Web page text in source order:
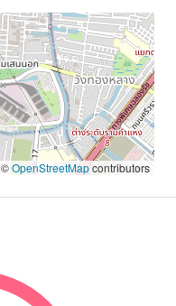
©OpenStreetMapcontributors